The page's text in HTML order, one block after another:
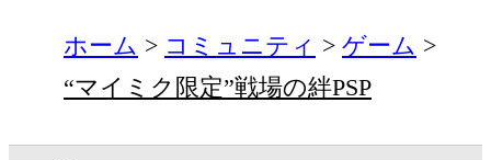
ホーム コミュニティ
ゲーム
“マイミク限定”戦場の絆PSP